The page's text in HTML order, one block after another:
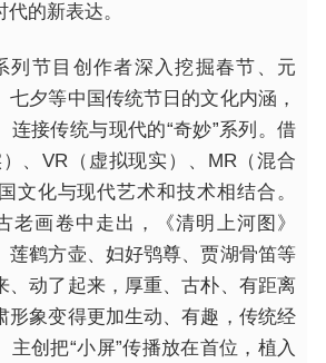
的新表达。
列节目创作者深入挖掘春节、元
七夕等中国传统节日的文化内涵，
连接传统与现代的“奇妙”系列。借
、VR（虚拟现实）、MR（混合
文化与现代艺术和技术相结合。
老画卷中走出，《清明上河图》
莲鹤方壶、妇好鸮尊、贾湖骨笛等
、动了起来，厚重、古朴、有距离
形象变得更加生动、有趣，传统经
主创把“小屏”传播放在首位，植入